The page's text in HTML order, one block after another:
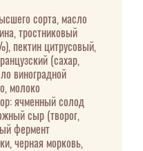
сорта, масло
тростниковый
пектин цитрусовый,
(сахар,
виноградной
молоко
ячменный солод
сыр (творог,
фермент
черная морковь,